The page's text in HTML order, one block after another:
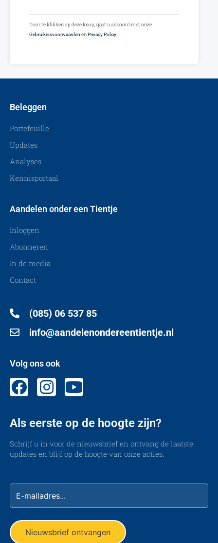
Door te klikken op deze knop, gaat u akkoord met onze
Gebruikersvoorwaarden enPrivacy Policy.
Beleggen
Portefeuille
Updates
Analyses
Kennisportaal
Aandelen onder een Tientje
Inloggen
Abonneren
In de media
Contact
(085) 06 537 85
info@aandelenondereentientje.nl
Volg ons ook
Als eerste op de hoogte zijn?
Schrijf u in voor de nieuwsbrief en ontvang de laatste
updates en blijf op de hoogte van onze acties.